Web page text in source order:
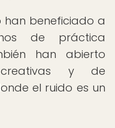
han beneficiado a
de práctica
han abierto
creativas y de
el ruido es un